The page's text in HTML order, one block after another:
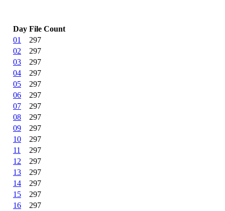
Day File Count
01
297
02
297
03
297
04
297
05
297
06
297
07
297
08
297
09
297
10
297
11
297
12
297
13
297
14
297
15
297
16
297